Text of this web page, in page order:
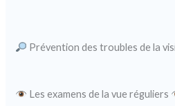
Prévention des troubles de la
Les examens de la vue réguliers